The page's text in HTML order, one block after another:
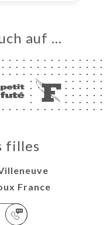
auf …
filles
France